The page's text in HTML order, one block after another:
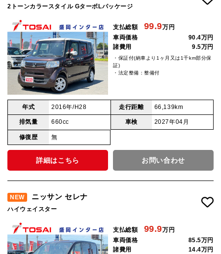
2トーンカラースタイル GターボLパッケージ
支払総額 99.9万円
車両価格
90.4万円
諸費用
9.5万円
・保証付(納車より1ヶ月又は1千km部分保
証)
・法定整備：整備付
年式 2016年/H28 走行距離 66,139km
排気量 660cc 車検 2027年04月
修復歴 無
詳細はこちら お問い合わせ
NEW ニッサン セレナ
ハイウェイスター
支払総額 99.9万円
車両価格
85.5万円
諸費用
14.4万円